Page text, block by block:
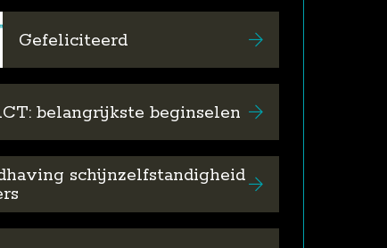
Gefeliciteerd
belangrijkste beginselen
schijnzelfstandigheid